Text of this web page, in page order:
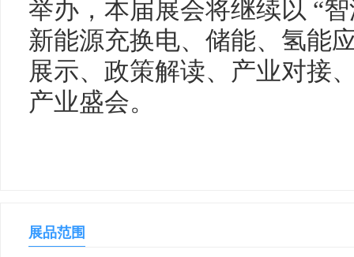
举办，本届展会将继续以 “
新能源充换电、储能、氢能
展示、政策解读、产业对接
产业盛会。
展品范围